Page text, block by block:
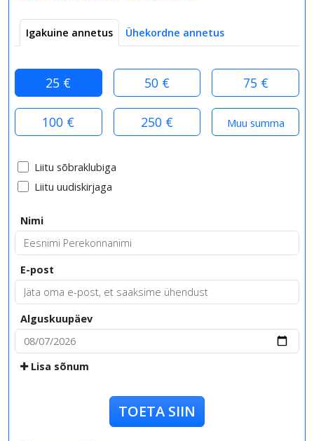
Igakuine annetus Ühekordne annetus
25 € 50 € 75 €
100 € 250 €
Liitu sõbraklubiga
Liitu uudiskirjaga
Nimi
E-post
Alguskuupäev
Lisa sõnum
TOETA SIIN